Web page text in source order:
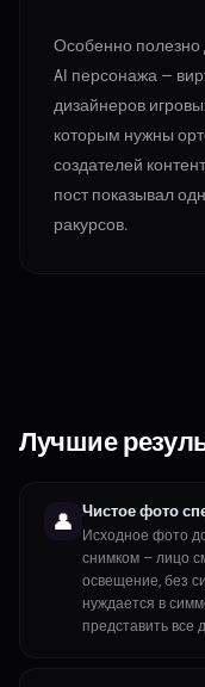
Особенно полезно
AI персонажа —
дизайнеров
которым нужны
создателей
пост показывал
ракурсов.
Лучшие
👤 Чистое фото
Исходное фото
снимком — лицо
освещение, без
нуждается в
представить все